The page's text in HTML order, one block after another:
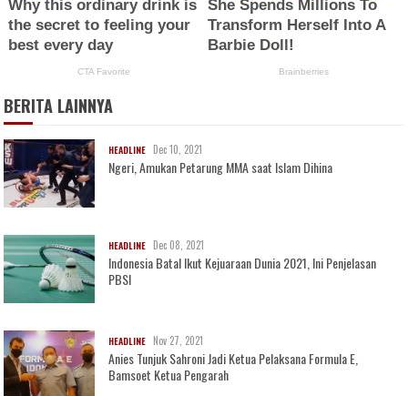
BERITA LAINNYA
HEADLINE Dec 10, 2021
Ngeri, Amukan Petarung MMA saat Islam Dihina
HEADLINE Dec 08, 2021
Indonesia Batal Ikut Kejuaraan Dunia 2021, Ini Penjelasan
PBSI
HEADLINE Nov 27, 2021
Anies Tunjuk Sahroni Jadi Ketua Pelaksana Formula E,
Bamsoet Ketua Pengarah